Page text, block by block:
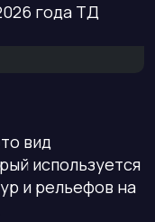
вид
используется
и рельефов на